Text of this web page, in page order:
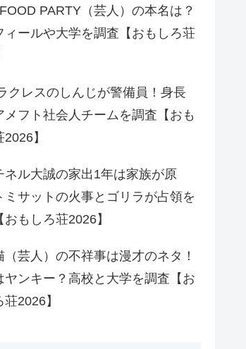
PARTY（芸人）の本名は？
ィールや大学を調査【おもしろ荘
クレスのしんじが警備員！身長
メフト社会人チームを調査【おも
2026】
ネル大誠の家出1年は家族が原
ミサットの火事とゴリラが占領を
おもしろ荘2026】
（芸人）の不祥事は漫才のネタ！
ヤンキー？高校と大学を調査【お
荘2026】